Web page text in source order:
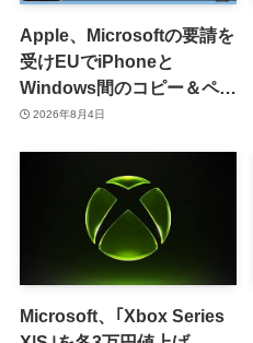
Apple、Microsoftの要請を
受けEUでiPhoneと
Windows間のコピー＆ペー
スト機能を提供へ
2026年8月4日
Microsoft、｢Xbox Series